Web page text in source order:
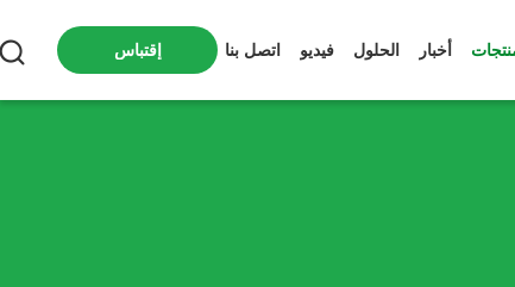
أخبار الحلول فيديو اتصل بنا إقتباس